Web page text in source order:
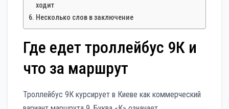
ходит
Несколько слов в заключение
Где едет троллейбус 9К и
что за маршрут
Троллейбус 9К курсирует в Киеве как коммерческий